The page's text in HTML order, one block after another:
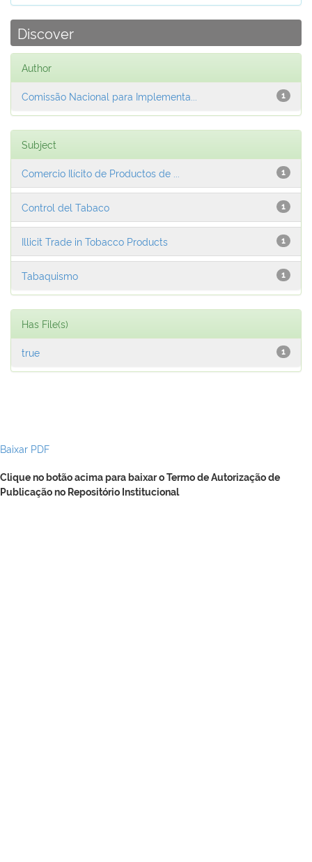
Discover
Author
1
Comissão Nacional para Implementa...
Subject
1
Comercio Ilícito de Productos de ...
1
Control del Tabaco
1
Illicit Trade in Tobacco Products
1
Tabaquismo
Has File(s)
1
true
Baixar PDF
Clique no botão acima para baixar o Termo de Autorização de
Publicação no Repositório Institucional